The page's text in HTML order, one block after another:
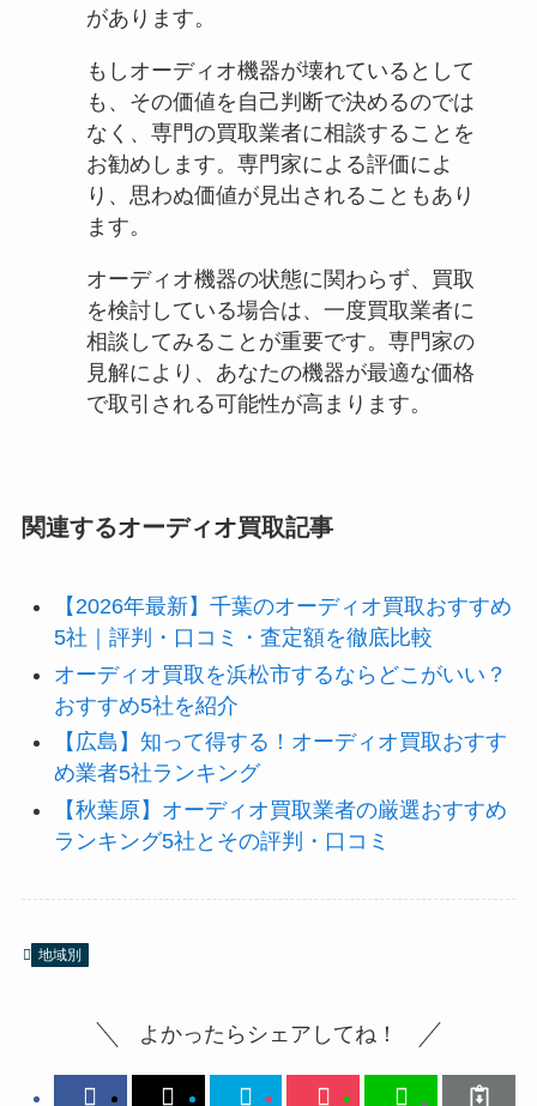
があります。
もしオーディオ機器が壊れているとして
も、その価値を自己判断で決めるのでは
なく、専門の買取業者に相談することを
お勧めします。専門家による評価によ
り、思わぬ価値が見出されることもあり
ます。
オーディオ機器の状態に関わらず、買取
を検討している場合は、一度買取業者に
相談してみることが重要です。専門家の
見解により、あなたの機器が最適な価格
で取引される可能性が高まります。
関連するオーディオ買取記事
【2026年最新】千葉のオーディオ買取おすすめ
5社｜評判・口コミ・査定額を徹底比較
オーディオ買取を浜松市するならどこがいい？
おすすめ5社を紹介
【広島】知って得する！オーディオ買取おすす
め業者5社ランキング
【秋葉原】オーディオ買取業者の厳選おすすめ
ランキング5社とその評判・口コミ
地域別
よかったらシェアしてね！